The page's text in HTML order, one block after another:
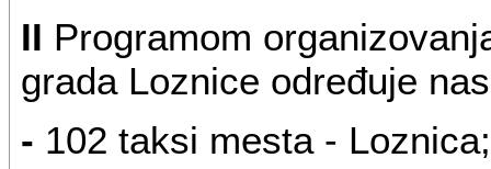
II Programom
grada Loznice određuje
- 102 taksi mesta - Loznica;